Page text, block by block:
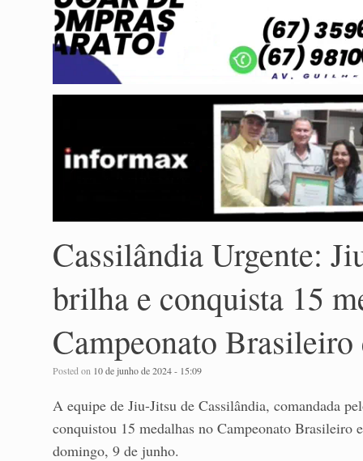
Cassilândia Urgente:
brilha e conquista 15
Campeonato
Posted on 10 de junho de 2024 - 15:09
A equipe de Jiu-Jitsu de Cassilândia, comandada
conquistou 15 medalhas no Campeonato
domingo, 9 de junho.